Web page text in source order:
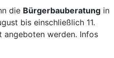
die Bürgerbauberatung in
bis einschließlich 11.
angeboten werden. Infos